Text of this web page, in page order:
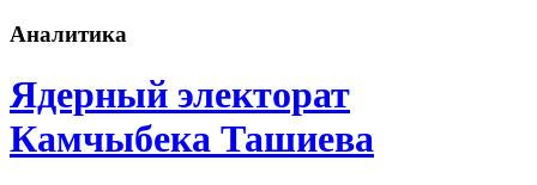
Аналитика
Ядерный электорат
Камчыбека Ташиева